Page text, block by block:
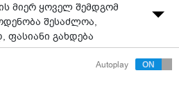
მიერ ყოველ შემდგომ
შესაძლოა,
გახდება
Autoplay